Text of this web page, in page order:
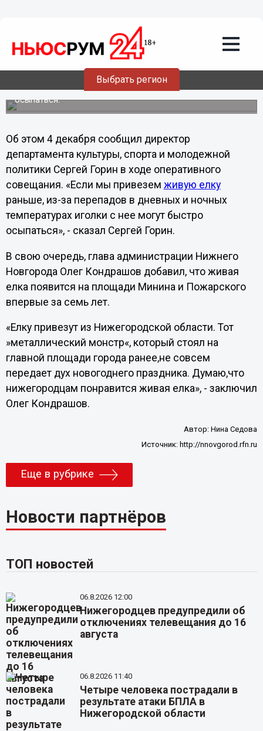
Выбрать регион
Живая елка появится на площади
Минина в Нижнем Новгороде в
середине декабря
Елку привезут после 15 декабря, чтобы она не успела
осыпаться.
Об этом 4 декабря сообщил директор
департамента культуры, спорта и молодежной
политики Сергей Горин в ходе оперативного
совещания. «Если мы привезем живую елку
раньше, из-за перепадов в дневных и ночных
температурах иголки с нее могут быстро
осыпаться», - сказал Сергей Горин.
В свою очередь, глава администрации Нижнего
Новгорода Олег Кондрашов добавил, что живая
елка появится на площади Минина и Пожарского
впервые за семь лет.
«Елку привезут из Нижегородской области. Тот
»металлический монстр«, который стоял на
главной площади города ранее,не совсем
передает дух новогоднего праздника. Думаю,что
нижегородцам понравится живая елка», - заключил
Олег Кондрашов.
Автор:Нина Седова
Источник: http://nnovgorod.rfn.ru
Еще в рубрике
Новости партнёров
ТОП новостей
06.8.2026 12:00
Нижегородцев предупредили об
отключениях телевещания до 16
августа
06.8.2026 11:40
Четыре человека пострадали в
результате атаки БПЛА в
Нижегородской области